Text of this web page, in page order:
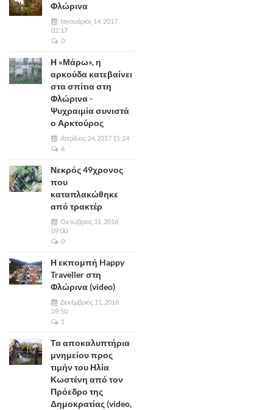
Φλώρινα
Ιανουάριος 14, 2017
02:17
0
Η «Μάρω», η
αρκούδα κατεβαίνει
στα σπίτια στη
Φλώρινα -
Ψυχραιμία συνιστά
ο Αρκτούρος
Απρίλιος 24, 2017 15:24
6
Νεκρός 49χρονος
που
καταπλακώθηκε
από τρακτέρ
Οκτώβριος 31, 2016
09:00
0
Η εκπομπή Happy
Traveller στη
Φλώρινα (video)
Δεκέμβριος 11, 2016
09:50
1
Τα αποκαλυπτήρια
μνημείου προς
τιμήν του Ηλία
Κωστένη από τον
Πρόεδρο της
Δημοκρατίας (video,